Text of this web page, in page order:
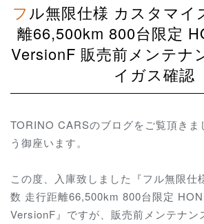
フル無限仕様 カスタマイズ多数 走行距
離66,500km 800台限定
VersionF 販売前メンテナ
イガス確認
TORINO CARSのブログをご覧頂きま
う御座います。
この度、入庫致しました『フル無限仕
数 走行距離66,500km 800台限定
VersionF』ですが、販売前メンテナン